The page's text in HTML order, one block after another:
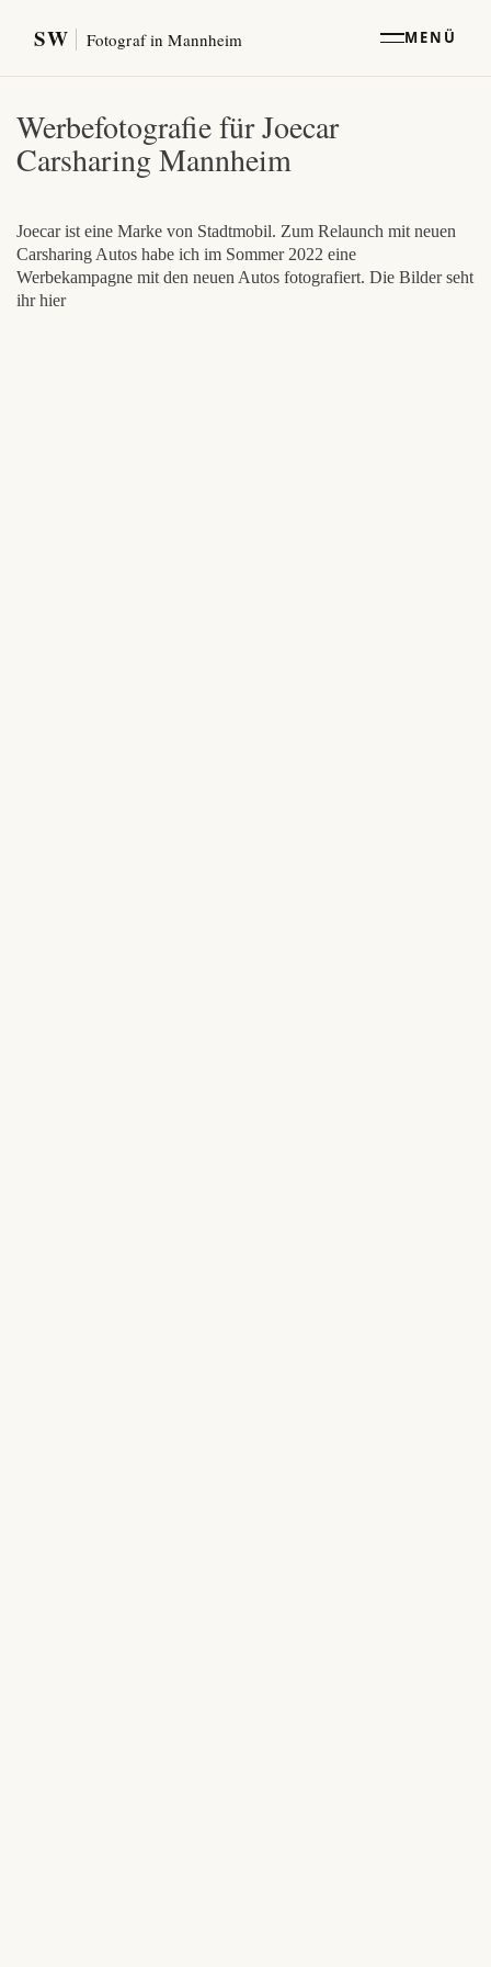
SW Fotograf in Mannheim MENÜ
Werbefotografie für Joecar
Carsharing Mannheim
Joecar ist eine Marke von Stadtmobil. Zum Relaunch mit neuen
Carsharing Autos habe ich im Sommer 2022 eine
Werbekampagne mit den neuen Autos fotografiert. Die Bilder seht
ihr hier